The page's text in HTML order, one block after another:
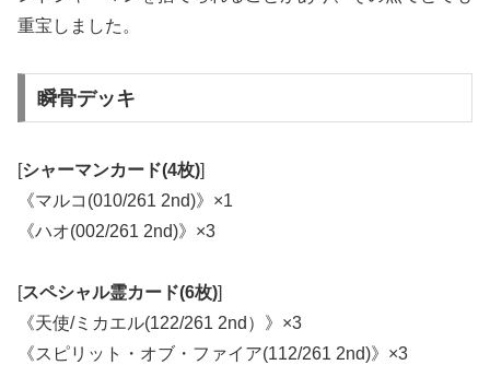
重宝しました。
瞬骨デッキ
[シャーマンカード(4枚)]
《マルコ(010/261 2nd)》×1
《ハオ(002/261 2nd)》×3
[スペシャル霊カード(6枚)]
《天使/ミカエル(122/261 2nd）》×3
《スピリット・オブ・ファイア(112/261 2nd)》×3